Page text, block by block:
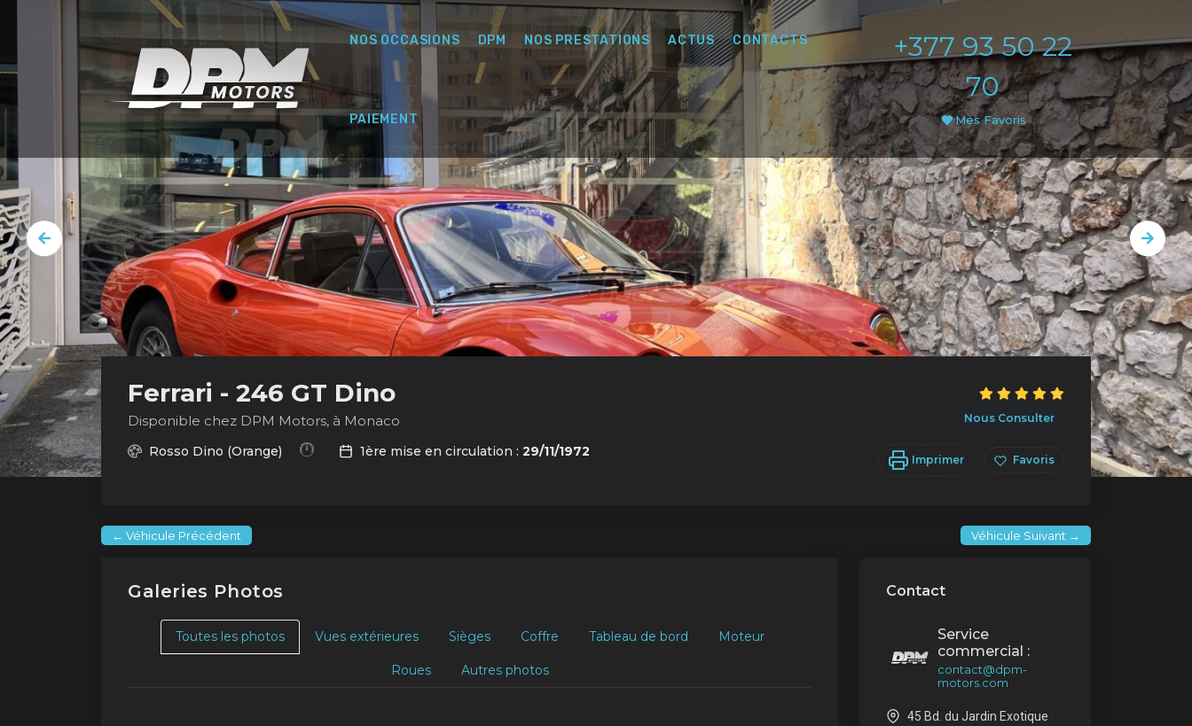
NOS OCCASIONS DPM NOS PRESTATIONS ACTUS CONTACTS
PAIEMENT
+377 93 50 22
70
Mes Favoris
Ferrari - 246 GT Dino
Disponible chez DPM Motors, à Monaco
Rosso Dino (Orange) 1ère mise en circulation : 29/11/1972
Nous Consulter
Imprimer Favoris
← Véhicule Précédent Véhicule Suivant →
Galeries Photos
Toutes les photos Vues extérieures Sièges Coffre Tableau de bord Moteur
Roues Autres photos
Contact
Service
commercial :
contact@dpm-
motors.com
45 Bd. du Jardin Exotique